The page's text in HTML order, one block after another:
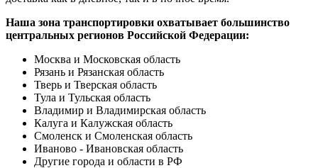
Наша зона транспортировки охватывает большинство
центральных регионов Российской Федерации:
Москва и Московская область
Рязань и Рязанская область
Тверь и Тверская область
Тула и Тульская область
Владимир и Владимирская область
Калуга и Калужская область
Смоленск и Смоленская область
Иваново - Ивановская область
Другие города и области в РФ